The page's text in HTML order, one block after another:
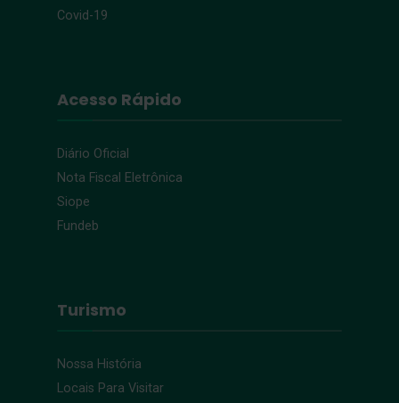
Covid-19
Acesso Rápido
Diário Oficial
Nota Fiscal Eletrônica
Siope
Fundeb
Turismo
Nossa História
Locais Para Visitar